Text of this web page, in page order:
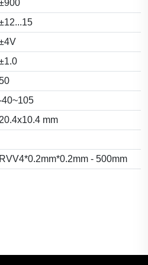
40~105
20.4x10.4 mm
RVV4*0.2mm*0.2mm - 500mm